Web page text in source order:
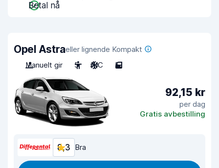
Betal nå
Opel Astraeller lignende Kompakt
Manuelt gir
5 A/C 5
92,15 kr
per dag
Gratis avbestilling
8,3 Bra